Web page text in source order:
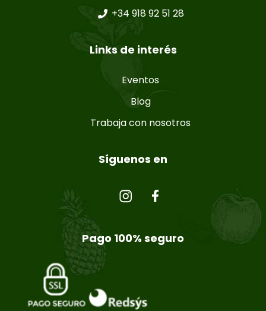
+34 918 92 51 28
Links de interés
Eventos
Blog
Trabaja con nosotros
Síguenos en
Pago 100% seguro